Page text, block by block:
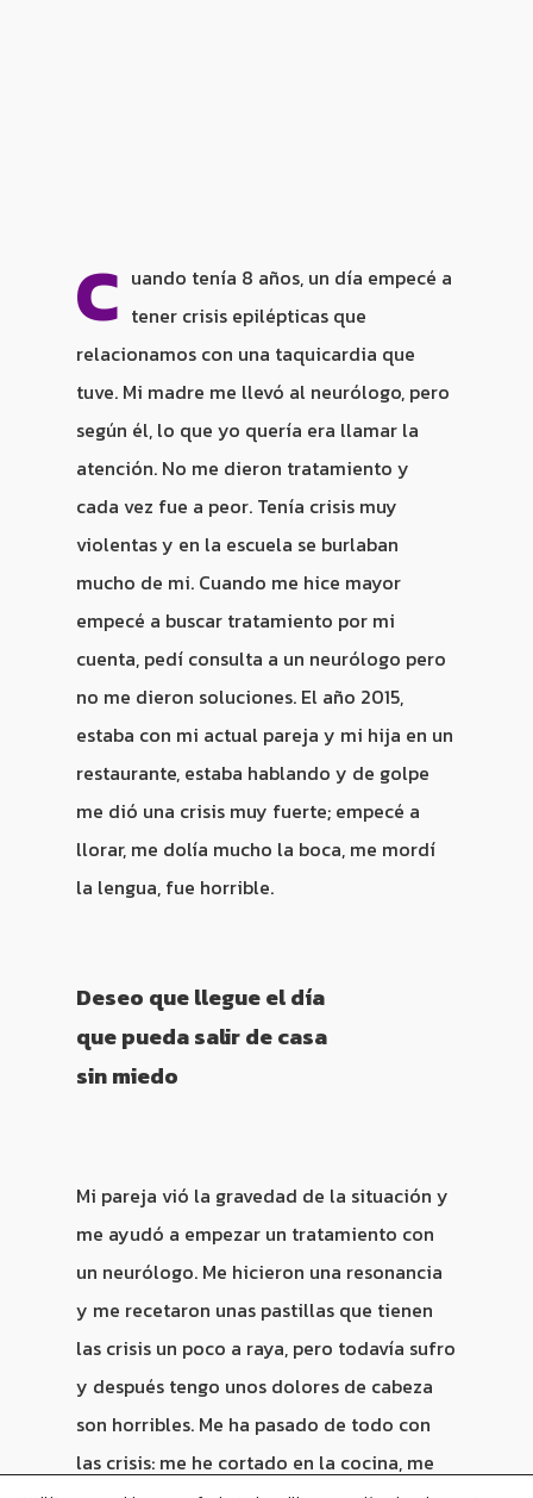
C uando tenía 8 años, un día empecé a
tener crisis epilépticas que
relacionamos con una taquicardia que
tuve. Mi madre me llevó al neurólogo, pero
según él, lo que yo quería era llamar la
atención. No me dieron tratamiento y
cada vez fue a peor. Tenía crisis muy
violentas y en la escuela se burlaban
mucho de mi. Cuando me hice mayor
empecé a buscar tratamiento por mi
cuenta, pedí consulta a un neurólogo pero
no me dieron soluciones. El año 2015,
estaba con mi actual pareja y mi hija en un
restaurante, estaba hablando y de golpe
me dió una crisis muy fuerte; empecé a
llorar, me dolía mucho la boca, me mordí
la lengua, fue horrible.
Deseo que llegue el día
que pueda salir de casa
sin miedo
Mi pareja vió la gravedad de la situación y
me ayudó a empezar un tratamiento con
un neurólogo. Me hicieron una resonancia
y me recetaron unas pastillas que tienen
las crisis un poco a raya, pero todavía sufro
y después tengo unos dolores de cabeza
son horribles. Me ha pasado de todo con
las crisis: me he cortado en la cocina, me